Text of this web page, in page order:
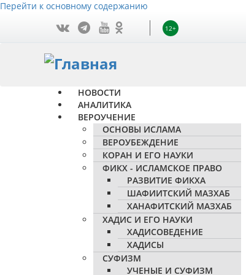
Перейти к основному содержанию
12+
НОВОСТИ
АНАЛИТИКА
ВЕРОУЧЕНИЕ
ОСНОВЫ ИСЛАМА
ВЕРОУБЕЖДЕНИЕ
КОРАН И ЕГО НАУКИ
ФИКХ - ИСЛАМСКОЕ ПРАВО
РАЗВИТИЕ ФИКХА
ШАФИИТСКИЙ МАЗХАБ
ХАНАФИТСКИЙ МАЗХАБ
ХАДИС И ЕГО НАУКИ
ХАДИСОВЕДЕНИЕ
ХАДИСЫ
СУФИЗМ
УЧЕНЫЕ И СУФИЗМ